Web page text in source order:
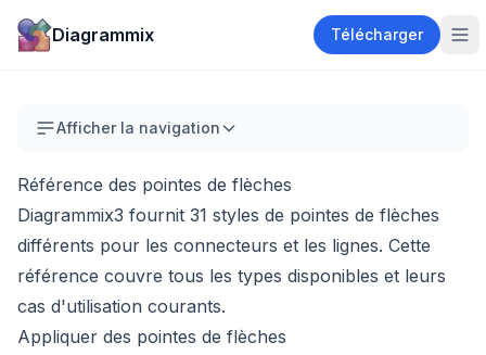
Diagrammix Télécharger
Afficher la navigation
Référence des pointes de flèches
Diagrammix3 fournit 31 styles de pointes de flèches
différents pour les connecteurs et les lignes. Cette
référence couvre tous les types disponibles et leurs
cas d'utilisation courants.
Appliquer des pointes de flèches